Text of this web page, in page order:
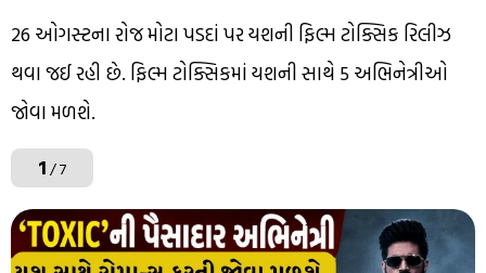
26 ઓગસ્ટના રોજ મોટા પડદાં પર યશની ફિલ્મ ટોક્સિક રિલીઝ
થવા જઈ રહી છે. ફિલ્મ ટોક્સિકમાં યશની સાથે 5 અભિનેત્રીઓ
જોવા મળશે.
1/ 7